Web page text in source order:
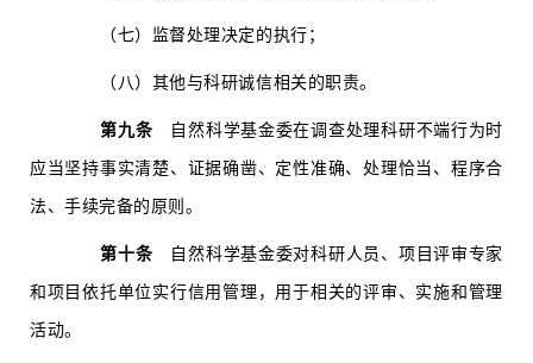
（七）监督处理决定的执行；
（八）其他与科研诚信相关的职责。
第九条 自然科学基金委在调查处理科研不端行为时
应当坚持事实清楚、证据确凿、定性准确、处理恰当、程序合
法、手续完备的原则。
第十条 自然科学基金委对科研人员、项目评审专家
和项目依托单位实行信用管理，用于相关的评审、实施和管理
活动。